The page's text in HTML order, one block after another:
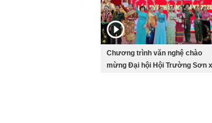
Chương trình văn nghệ chào
mừng Đại hội Hội Trường Sơn